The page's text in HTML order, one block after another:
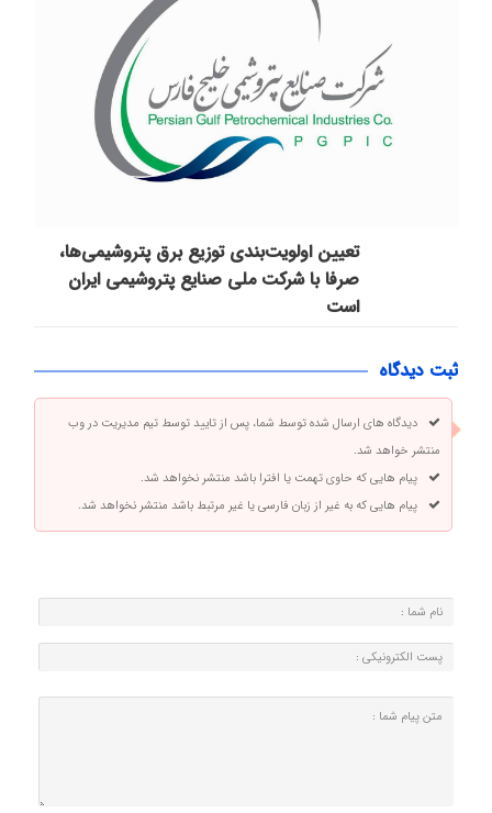
تعیین اولویت‌بندی توزیع برق پتروشیمی‌ها،
صرفا با شرکت ملی صنایع پتروشیمی ایران
است
ثبت دیدگاه
دیدگاه های ارسال شده توسط شما، پس از تایید توسط تیم مدیریت در وب
منتشر خواهد شد.
پیام هایی که حاوی تهمت یا افترا باشد منتشر نخواهد شد.
پیام هایی که به غیر از زبان فارسی یا غیر مرتبط باشد منتشر نخواهد شد.